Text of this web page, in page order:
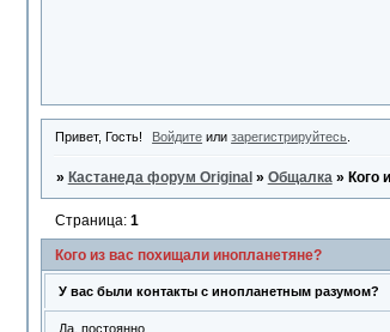
Привет, Гость! Войдите илизарегистрируйтесь
» Кастанеда форум Original » Общалка » Кого
Кого из вас похищали инопланетяне?
Страница: 1
У вас были контакты с инопланетным разумом?
Да, постоянно